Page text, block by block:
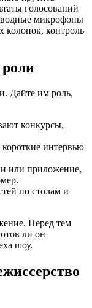
голосований
микрофоны
колонок, контроль
роли
Дайте им роль,
конкурсы,
интервью
или приложение,
по столам и
Перед тем
ли он
шоу.